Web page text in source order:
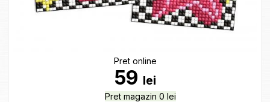
Pret online
59 lei
Pret magazin 0 lei